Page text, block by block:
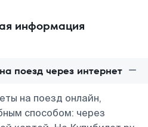
информация
поезд через интернет
на поезд онлайн,
способом: через